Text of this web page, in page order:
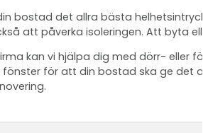
bostad det allra bästa
att påverka isoleringen. Att byta
kan vi hjälpa dig med dörr- eller
för att din bostad ska ge det